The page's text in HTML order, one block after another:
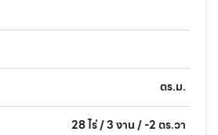
ตร.ม.
28 ไร่ / 3 งาน / -2 ตร.วา